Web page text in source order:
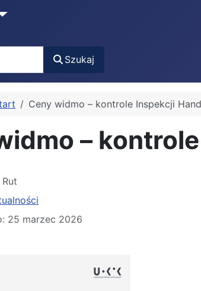
Szukaj
Ceny widmo – kontrole Inspekcji
–
25 marzec 2026